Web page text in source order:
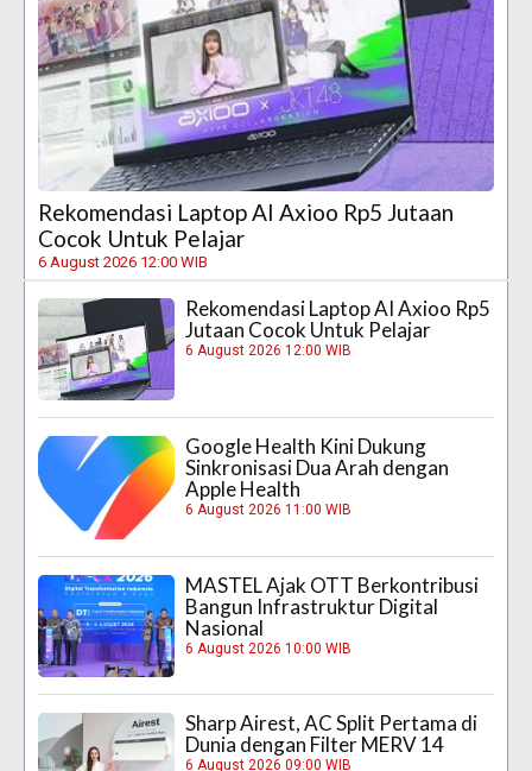
Rekomendasi Laptop AI Axioo Rp5 Jutaan
Cocok Untuk Pelajar
6 August 2026 12:00 WIB
Rekomendasi Laptop AI Axioo Rp5
Jutaan Cocok Untuk Pelajar
6 August 2026 12:00 WIB
Google Health Kini Dukung
Sinkronisasi Dua Arah dengan
Apple Health
6 August 2026 11:00 WIB
MASTEL Ajak OTT Berkontribusi
Bangun Infrastruktur Digital
Nasional
6 August 2026 10:00 WIB
Sharp Airest, AC Split Pertama di
Dunia dengan Filter MERV 14
6 August 2026 09:00 WIB